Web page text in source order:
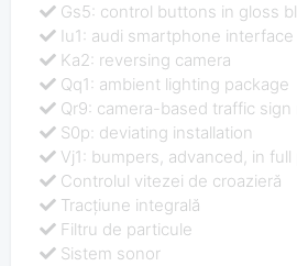
Gs5: control buttons in gloss
Iu1: audi smartphone interface
Ka2: reversing camera
Qq1: ambient lighting package
Qr9: camera-based traffic sign
S0p: deviating installation
Vj1: bumpers, advanced, in
Controlul vitezei de croazieră
Tracţiune integrală
Filtru de particule
Sistem sonor